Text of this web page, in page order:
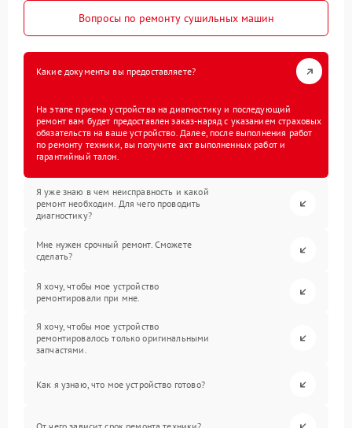
Вопросы по ремонту сушильных машин
Какие документы вы предоставляете?
На этапе приема устройства на диагностику и последующий
ремонт вам будет предоставлен заказ-наряд с указанием страховых
обязательств на ваше устройство. Далее, после выполнения работ
по ремонту техники, вы получите акт выполненных работ и
гарантийный талон.
Я уже знаю в чем неисправность и какой
ремонт необходим. Для чего проводить
диагностику?
Мне нужен срочный ремонт. Сможете
сделать?
Я хочу, чтобы мое устройство
ремонтировали при мне.
Я хочу, чтобы мое устройство
ремонтировалось только оригинальными
запчастями.
Как я узнаю, что мое устройство готово?